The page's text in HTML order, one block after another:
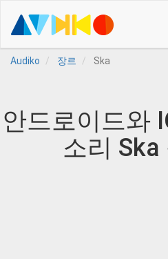
Audiko
장르 Ska
안드로이드와
소리 Ska